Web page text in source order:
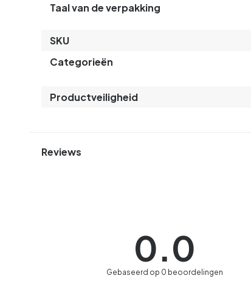
Taal van de verpakking
SKU
Categorieën
Productveiligheid
Reviews
0.0
Gebaseerd op 0 beoordelingen